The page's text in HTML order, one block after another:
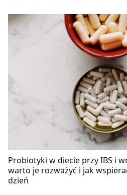
Probiotyki w diecie przy IBS i
warto je rozważyć i jak
dzień